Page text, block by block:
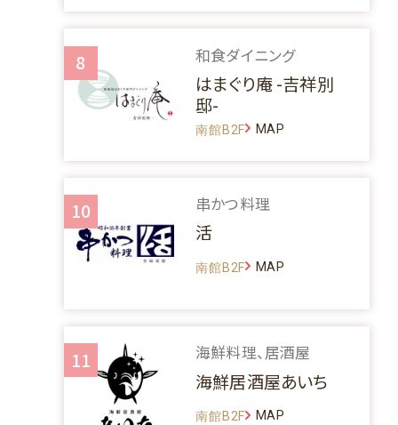
8 和食ダイニング
はまぐり庵 -吉祥別
邸-
南館B2F MAP
10 串かつ料理
活
南館B2F MAP
11 海鮮料理、居酒屋
海鮮居酒屋あいち
南館B2F MAP